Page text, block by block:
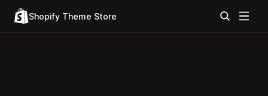
Shopify Theme Store